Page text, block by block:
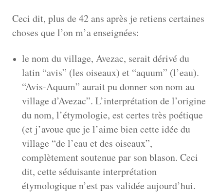
Ceci dit, plus de 42 ans après je retiens certaines
choses que l’on m’a enseignées:
le nom du village, Avezac, serait dérivé du
latin “avis” (les oiseaux) et “aquum” (l’eau).
“Avis-Aquum” aurait pu donner son nom au
village d’Avezac”. L’interprétation de l’origine
du nom, l’étymologie, est certes très poétique
(et j’avoue que je l’aime bien cette idée du
village “de l’eau et des oiseaux”,
complètement soutenue par sonblason. Ceci
dit, cette séduisante interprétation
étymologique n’est pas validée aujourd’hui.